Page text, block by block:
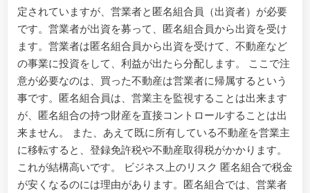
定されていますが、営業者と匿名組合員（出資者）が必要
です。営業者が出資を募って、匿名組合員から出資を受け
ます。営業者は匿名組合員から出資を受けて、不動産など
の事業に投資をして、利益が出たら分配します。 ここで注
意が必要なのは、買った不動産は営業者に帰属するという
事です。匿名組合員は、営業主を監視することは出来ます
が、匿名組合の持つ財産を直接コントロールすることは出
来ません。 また、あえて既に所有している不動産を営業主
に移転すると、登録免許税や不動産取得税がかかります。
これが結構高いです。 ビジネス上のリスク 匿名組合で税金
が安くなるのには理由があります。匿名組合では、営業者